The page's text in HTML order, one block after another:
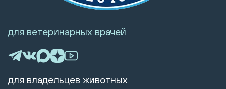
для ветеринарных врачей
для владельцев животных